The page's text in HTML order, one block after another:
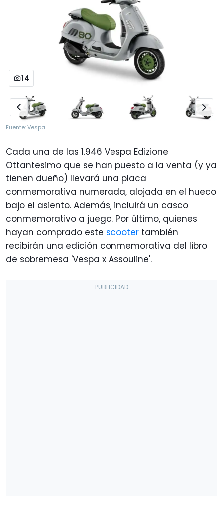
14
Fuente: Vespa
Cada una de las 1.946 Vespa Edizione
Ottantesimo que se han puesto a la venta (y ya
tienen dueño) llevará una placa
conmemorativa numerada, alojada en el hueco
bajo el asiento. Además, incluirá un casco
conmemorativo a juego. Por último, quienes
hayan comprado este scooter también
recibirán una edición conmemorativa del libro
de sobremesa 'Vespa x Assouline'.